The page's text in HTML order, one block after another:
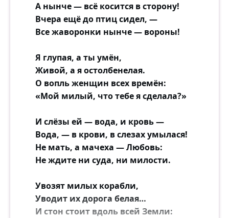
А нынче — всё косится в сторону!
Вчера ещё до птиц сидел, —
Все жаворонки нынче — вороны!
Я глупая, а ты умён,
Живой, а я остолбенелая.
О вопль женщин всех времён:
«Мой милый, что тебе я сделала?»
И слёзы ей — вода, и кровь —
Вода, — в крови, в слезах умылася!
Не мать, а мачеха — Любовь:
Не ждите ни суда, ни милости.
Увозят милых корабли,
Уводит их дорога белая…
И стон стоит вдоль всей Земли: